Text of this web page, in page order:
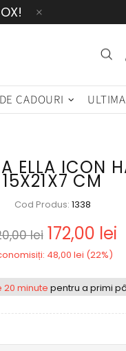
CADOURI
ELLA ICON
15X21X7 CM
Cod Produs: 1338
lei 172,00 lei
48,00 lei (22%)
20 minute pentru a primi